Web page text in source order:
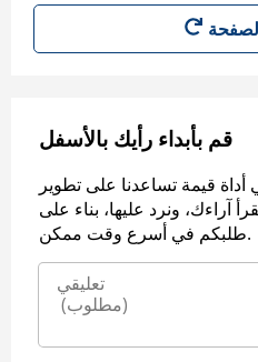
قم بأبداء رأيك بالأسفل
أداة قيمة تساعدنا على تطوير
ونرد عليها، بناء على
طلبكم في أسرع وقت ممكن.